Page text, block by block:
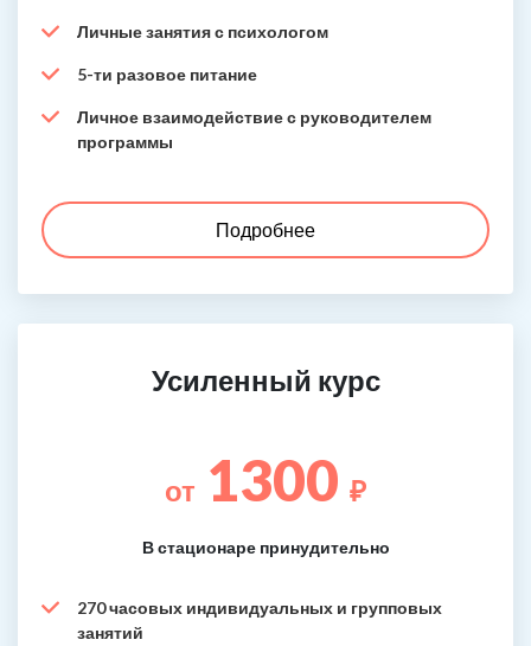
Личные занятия с психологом
5-ти разовое питание
Личное взаимодействие с руководителем
программы
Подробнее
Усиленный курс
от 1300 ₽
В стационаре принудительно
270 часовых индивидуальных и групповых
занятий